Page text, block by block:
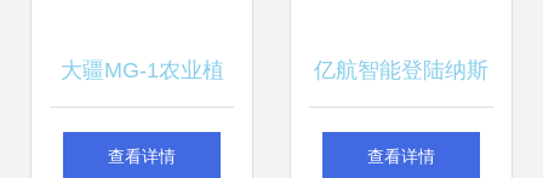
大疆MG-1农业植
保机上市 高性能与
查看详情
亿航智能登陆纳斯
达克 智能无人飞行
查看详情